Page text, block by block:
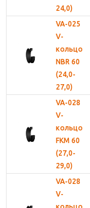
24,0)
VA-025
V-
кольцо
NBR 60
(24,0-
27,0)
VA-028
V-
кольцо
FKM 60
(27,0-
29,0)
VA-028
V-